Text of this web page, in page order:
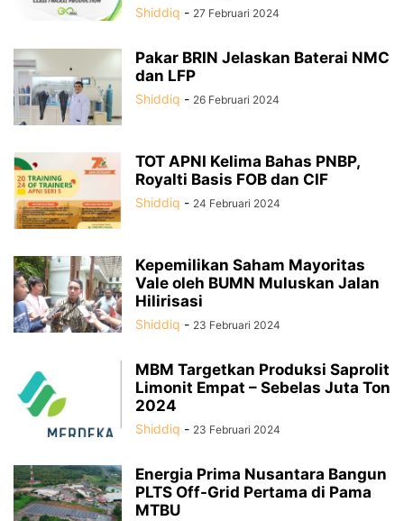
Shiddiq - 27 Februari 2024
Pakar BRIN Jelaskan Baterai NMC
dan LFP
Shiddiq - 26 Februari 2024
TOT APNI Kelima Bahas PNBP,
Royalti Basis FOB dan CIF
Shiddiq - 24 Februari 2024
Kepemilikan Saham Mayoritas
Vale oleh BUMN Muluskan Jalan
Hilirisasi
Shiddiq - 23 Februari 2024
MBM Targetkan Produksi Saprolit
Limonit Empat – Sebelas Juta Ton
2024
Shiddiq - 23 Februari 2024
Energia Prima Nusantara Bangun
PLTS Off-Grid Pertama di Pama
MTBU